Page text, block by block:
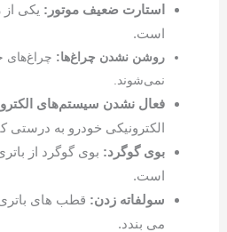
استارت ضعیف موتور: یکی از
است.
روشن نشدن چراغ‌ها: چراغ‌های
نمی‌شوند.
فعال نشدن سیستم‌های
الکترونیکی خودرو به درستی
بوی گوگرد: بوی گوگرد از
است.
سولفاته زدن: قطب های
می بندد.